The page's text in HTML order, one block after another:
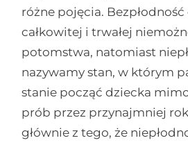
różne pojęcia.
całkowitej i trwałej
potomstwa, natomiast
nazywamy stan, w którym
stanie począć dziecka
prób przez przynajmniej
głównie z tego, że